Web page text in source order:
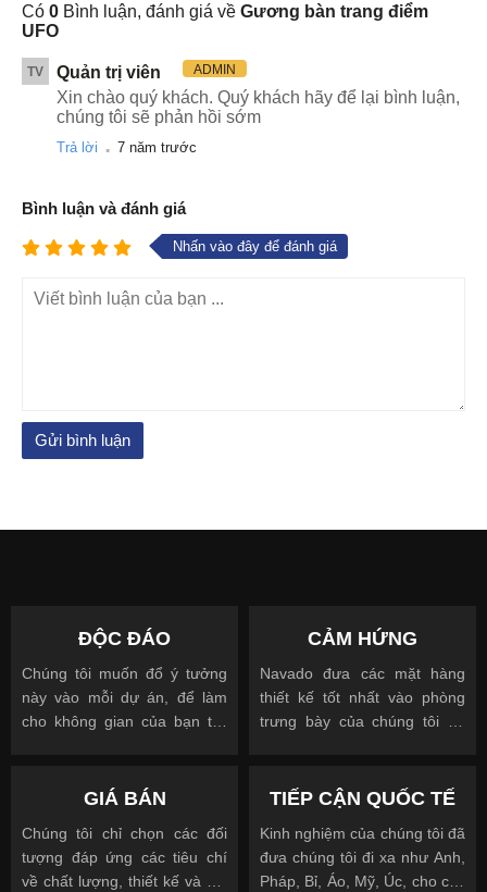
Có 0 Bình luận, đánh giá về Gương bàn trang điểm
UFO
TV Quản trị viên ADMIN
Xin chào quý khách. Quý khách hãy để lại bình luận,
chúng tôi sẽ phản hồi sớm
Trả lời . 7 năm trước
Bình luận và đánh giá
Nhấn vào đây để đánh giá
ĐỘC ĐÁO
Chúng tôi muốn đổ ý tưởng
này vào mỗi dự án, để làm
cho không gian của bạn trở
CẢM HỨNG
Navado đưa các mặt hàng
thiết kế tốt nhất vào phòng
trưng bày của chúng tôi để
GIÁ BÁN
Chúng tôi chỉ chọn các đối
tượng đáp ứng các tiêu chí
về chất lượng, thiết kế và giá
TIẾP CẬN QUỐC TẾ
Kinh nghiệm của chúng tôi đã
đưa chúng tôi đi xa như Anh,
Pháp, Bỉ, Áo, Mỹ, Úc, cho các